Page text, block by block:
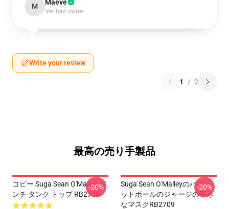
M Maeve
Verified owner
Write your review
1 / 2
最高の売り手製品
コピー Suga Sean O'Malley パ
ンチ タンク トップ RB2709
-20%
Suga Sean O'Malleyのバスケ
ットボールのジャージの平ら
なマスクRB2709
-20%